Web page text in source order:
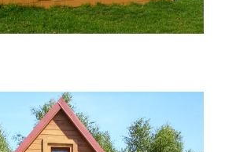
Dispozice: 62 m²
Terasa: 6,50 m²
650 x 550 cm